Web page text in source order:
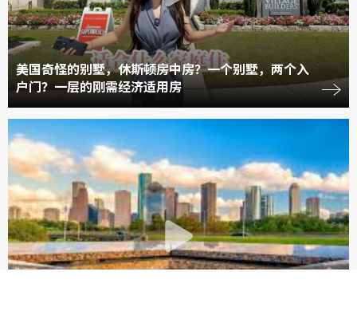
美国奇怪的别墅，休斯顿房中房？一个别墅，两个入
户门？一层的刚需经济适用房